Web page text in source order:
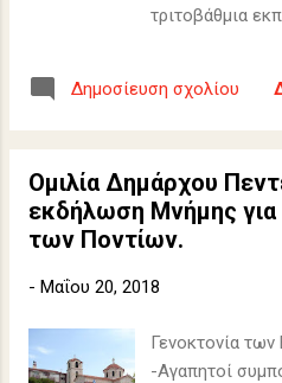
τριτοβάθμια
των ανωτέρω
μαθητές των
Δημοσίευση σχολίου
Ομιλία Δημάρχου
εκδήλωση Μνήμης για
των Ποντίων.
- Μαΐου 20, 2018
Γενοκτονία
-Αγαπητοί